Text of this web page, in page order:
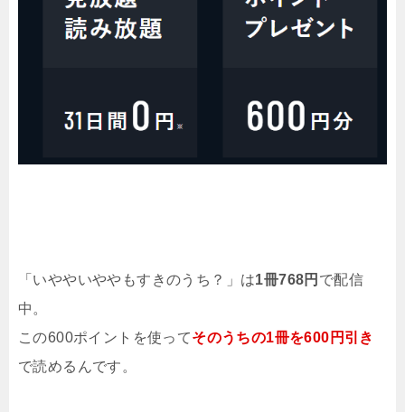
「いややいややもすきのうち？」は1冊768円 で配信
中。
この600ポイントを使ってそのうちの1冊を600円引き
で読めるんです。